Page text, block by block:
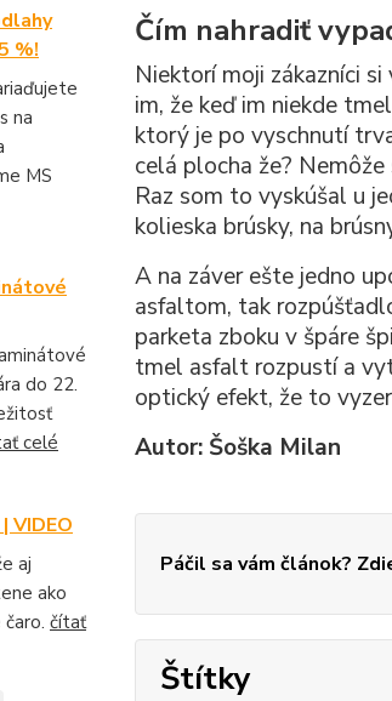
%!
na
MS
do 22.
celé
VIDEO
aj
ako
čítať
Čím nahradiť
Niektorí moji zákazníci
im, že keď im niekde
ktorý je po vyschnutí
celá plocha že?
Raz som to vyskúšal u
kolieska brúsky, na
A na záver ešte jedno
asfaltom, tak
parketa zboku v špáre
tmel asfalt rozpustí a
optický efekt, že to
Autor: Šoška Milan
Páčil sa vám článok?
Štítky